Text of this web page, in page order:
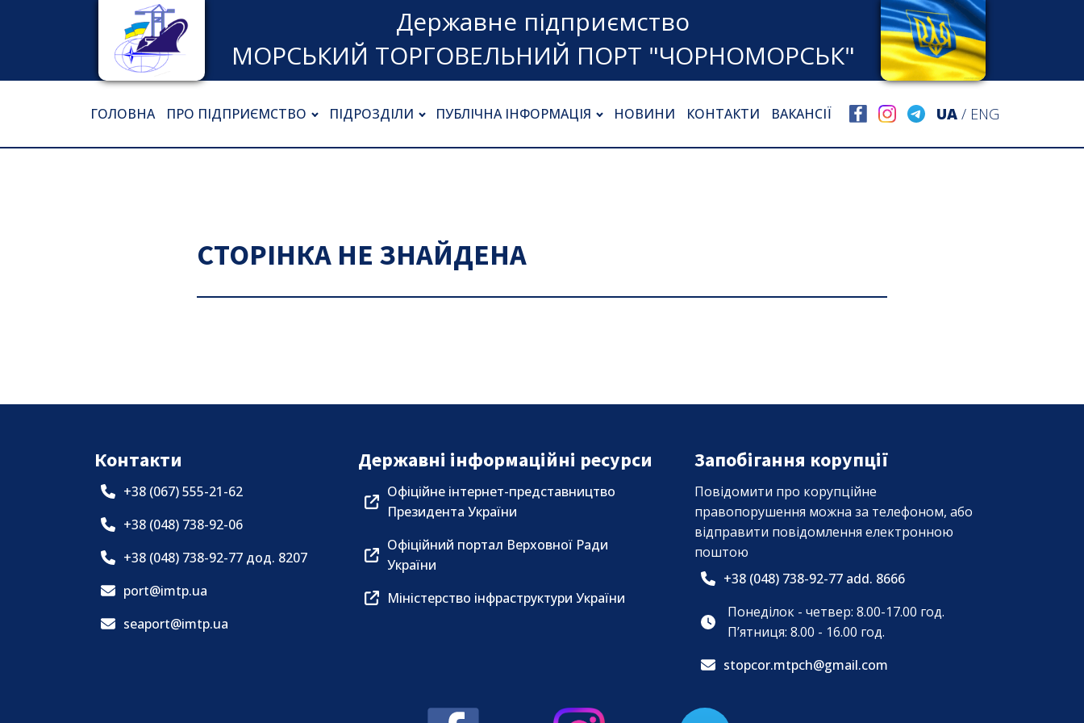
Державне підприємство
МОРСЬКИЙ ТОРГОВЕЛЬНИЙ ПОРТ "ЧОРНОМОРСЬК"
ГОЛОВНА ПРО ПІДПРИЄМСТВО ПІДРОЗДІЛИ ПУБЛІЧНА ІНФОРМАЦІЯ НОВИНИ КОНТАКТИ ВАКАНСІЇ UA / ENG
СТОРІНКА НЕ ЗНАЙДЕНА
Контакти
+38 (067) 555-21-62
+38 (048) 738-92-06
+38 (048) 738-92-77 дод. 8207
port@imtp.ua
seaport@imtp.ua
Державні інформаційні ресурси
Офіційне інтернет-представництво
Президента України
Офіційний портал Верховної Ради
України
Міністерство інфраструктури України
Запобігання корупції
Повідомити про корупційне
правопорушення можна за телефоном, або
відправити повідомлення електронною
поштою
+38 (048) 738-92-77 add. 8666
Понеділок - четвер: 8.00-17.00 год.
П’ятниця: 8.00 - 16.00 год.
stopcor.mtpch@gmail.com